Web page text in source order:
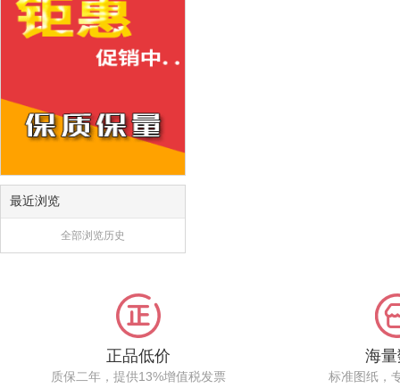
最近浏览
全部浏览历史
正品低价
质保二年，提供13%增值税发票
海
标准图纸，